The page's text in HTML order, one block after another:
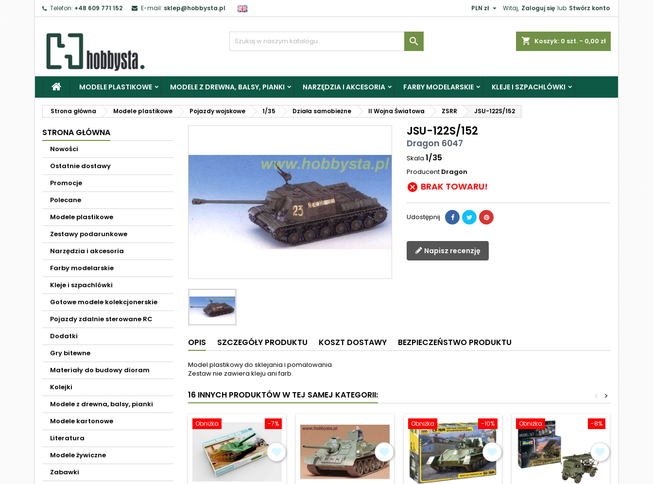
Telefon: +48 609 771 152 E-mail: sklep@hobbysta.pl Witaj, Zaloguj się lub Stwórz konto
PLN zł 
shopping_cart Koszyk: 0 szt. - 0,00 zł

MODELE PLASTIKOWE MODELE Z DREWNA, BALSY, PIANKI NARZĘDZIA I AKCESORIA FARBY MODELARSKIE KLEJE I SZPACHLÓWKI
Strona główna Modele plastikowe Pojazdy wojskowe 1/35 Działa samobieżne II Wojna Światowa ZSRR JSU-122S/152
STRONA GŁÓWNA
Nowości
Ostatnie dostawy
Promocje
Polecane
Modele plastikowe
Zestawy podarunkowe
Narzędzia i akcesoria
Farby modelarskie
Kleje i szpachlówki
Gotowe modele kolekcjonerskie
Pojazdy zdalnie sterowane RC
Dodatki
Gry bitewne
Materiały do budowy dioram
Kolejki
Modele z drewna, balsy, pianki
Modele kartonowe
Literatura
Modele żywiczne
Zabawki
JSU-122S/152
Dragon 6047
Skala 1/35
Producent Dragon
 BRAK TOWARU!
Udostępnij
Napisz recenzję
OPIS SZCZEGÓŁY PRODUKTU KOSZT DOSTAWY BEZPIECZEŃSTWO PRODUKTU
Model plastikowy do sklejania i pomalowania.
Zestaw nie zawiera kleju ani farb.
16 INNYCH PRODUKTÓW W TEJ SAMEJ KATEGORII: >
<
-7%
Obniżka -10%
Obniżka -8%
Obniżka